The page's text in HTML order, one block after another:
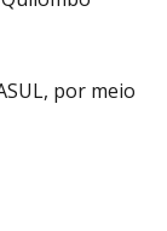
por meio